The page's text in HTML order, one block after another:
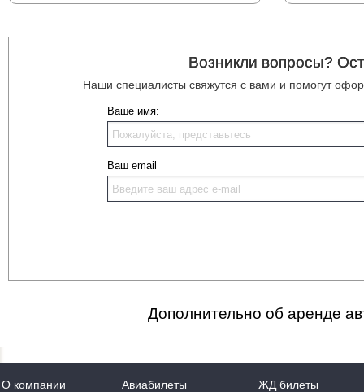
Возникли вопросы?
Наши специалисты свяжутся с вами и помогут
Ваше имя:
Ваш email
Дополнительно об аренде
О компании Авиабилеты ЖД билеты